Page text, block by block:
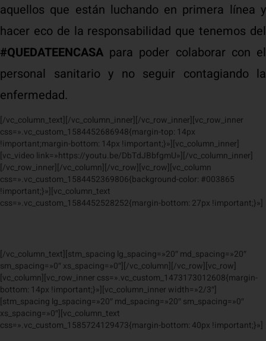
aquellos que están luchando en primera línea y
hacer eco de la responsabilidad que tenemos del
#QUEDATEENCASA para poder colaborar con el
personal sanitario y no seguir contagiando la
enfermedad.
[/vc_column_text][/vc_column_inner][/vc_row_inner][vc_row_inner
css=».vc_custom_1584452686948{margin-top: 14px
!important;margin-bottom: 14px !important;}»][vc_column_inner]
[vc_video link=»https://youtu.be/DbTdJBbfgmU»][/vc_column_inner]
[/vc_row_inner][/vc_column][/vc_row][vc_row][vc_column
css=».vc_custom_1584452369806{background-color: #003865
!important;}»][vc_column_text
css=».vc_custom_1584452528252{margin-bottom: 27px !important;}»]
[/vc_column_text][stm_spacing lg_spacing=»20″ md_spacing=»20″
sm_spacing=»0″ xs_spacing=»0″][/vc_column][/vc_row][vc_row]
[vc_column][vc_row_inner css=».vc_custom_1473173012608{margin-
bottom: 14px !important;}»][vc_column_inner width=»2/3″]
[stm_spacing lg_spacing=»20″ md_spacing=»20″ sm_spacing=»0″
xs_spacing=»0″][vc_column_text
css=».vc_custom_1585724129473{margin-bottom: 40px !important;}»]